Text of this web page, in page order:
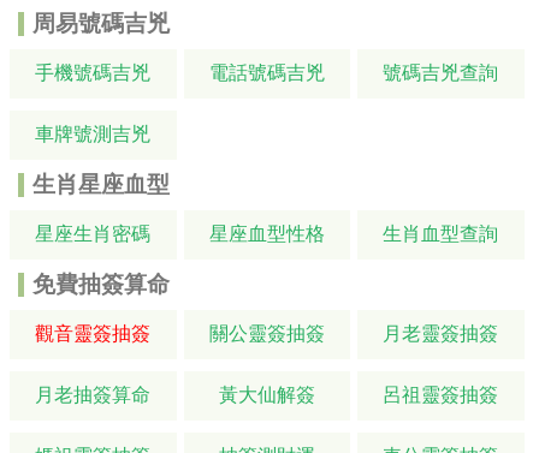
周易號碼吉兇
手機號碼吉兇 電話號碼吉兇 號碼吉兇查詢
車牌號測吉兇
生肖星座血型
星座生肖密碼 星座血型性格 生肖血型查詢
免費抽簽算命
觀音靈簽抽簽 關公靈簽抽簽 月老靈簽抽簽
月老抽簽算命 黃大仙解簽 呂祖靈簽抽簽